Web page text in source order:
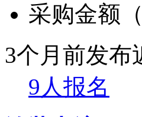
采购金额
3个月前发布
9人报名